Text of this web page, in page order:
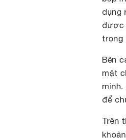
dụng
được
trong
Bên
mặt
để
Trên